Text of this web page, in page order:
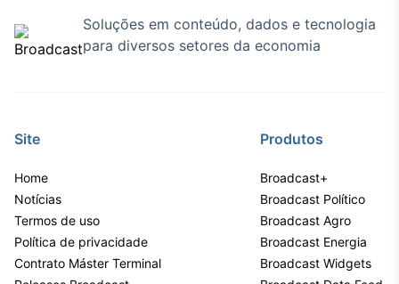
Crédito
Soluções em conteúdo, dados e tecnologia
para diversos setores da economia
Site
Home
Notícias
Termos de uso
Política de privacidade
Contrato Máster Terminal
Produtos
Broadcast+
Broadcast Político
Broadcast Agro
Broadcast Energia
Broadcast Widgets